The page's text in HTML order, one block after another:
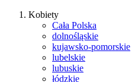
Kobiety
Cała Polska
dolnośląskie
kujawsko-pomorskie
lubelskie
lubuskie
łódzkie